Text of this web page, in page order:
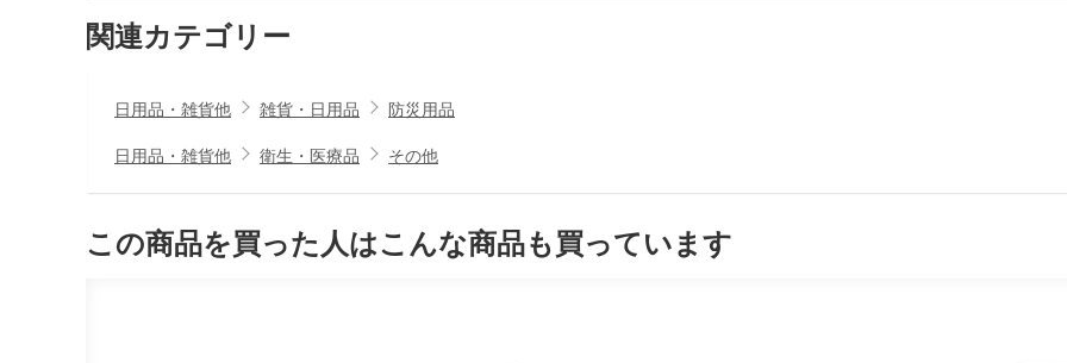
関連カテゴリー
日用品・雑貨他 雑貨・日用品
防災用品
日用品・雑貨他
衛生・医療品 その他
この商品を買った人はこんな商品も買っています